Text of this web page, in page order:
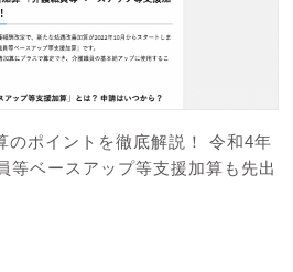
のポイントを徹底解説！ 令和4年
等ベースアップ等支援加算も先出